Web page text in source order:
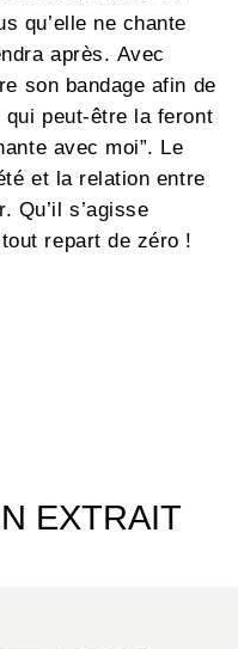
qu’elle ne chante
après. Avec
son bandage afin de
peut-être la feront
avec moi”. Le
et la relation entre
Qu’il s’agisse
repart de zéro !
EXTRAIT